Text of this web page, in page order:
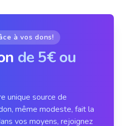
à vos dons!
de 5€ ou
unique source de
même modeste, fait la
vos moyens, rejoignez